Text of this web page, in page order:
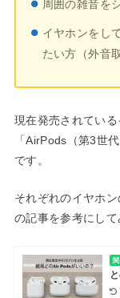
周囲の雑音を
イヤホンをし
たい方（外音
現在発売されてい
「AirPods（第3世
です。
それぞれのイヤホ
の記事を参考にして